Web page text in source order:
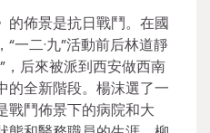
的佈景是抗日戰鬥。在國
一二·九”活動前后林道靜
，后來被派到西安做西南
的全新階段。楊沫選了一
戰鬥佈景下的病院和大